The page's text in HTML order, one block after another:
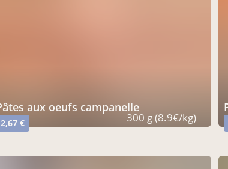
pâtes aux oeufs campanelle
2,67 € 300 g (8.9€/kg)